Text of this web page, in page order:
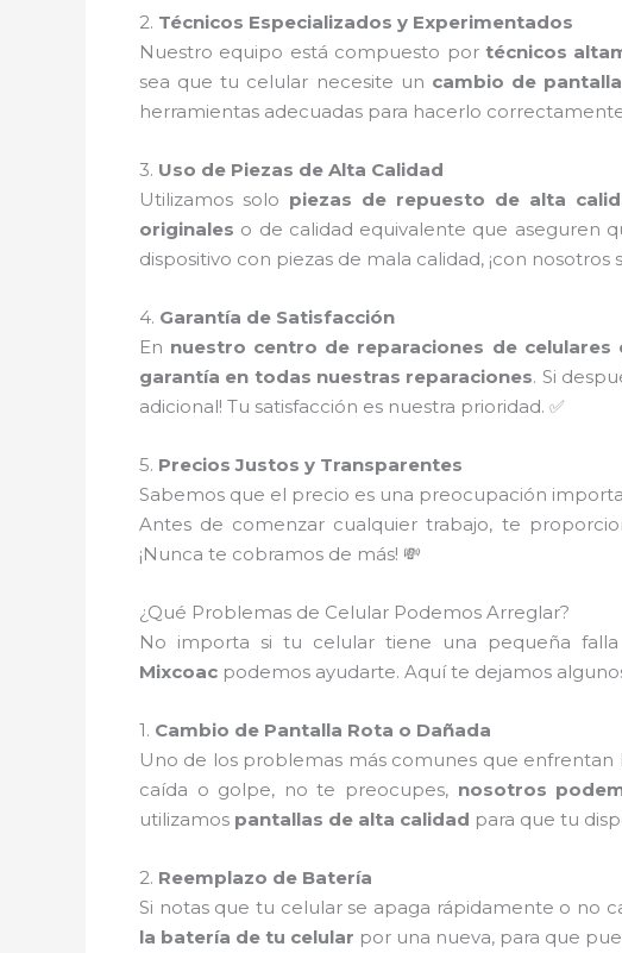
2. Técnicos Especializados y Experimentados
Nuestro equipo está compuesto por técnicos
sea que tu celular necesite un cambio de pantalla
herramientas adecuadas para hacerlo
3. Uso de Piezas de Alta Calidad
Utilizamos solo piezas de repuesto de alta
originales o de calidad equivalente que aseguren
dispositivo con piezas de mala calidad, ¡con
4. Garantía de Satisfacción
En nuestro centro de reparaciones de celulares
garantía en todas nuestras reparaciones. Si
adicional! Tu satisfacción es nuestra prioridad. ✅
5. Precios Justos y Transparentes
Sabemos que el precio es una preocupación
Antes de comenzar cualquier trabajo, te
¡Nunca te cobramos de más! 💸
¿Qué Problemas de Celular Podemos Arreglar?
No importa si tu celular tiene una pequeña
Mixcoac podemos ayudarte. Aquí te dejamos
1. Cambio de Pantalla Rota o Dañada
Uno de los problemas más comunes que enfrentan
caída o golpe, no te preocupes, nosotros
utilizamos pantallas de alta calidad para que tu
2. Reemplazo de Batería
Si notas que tu celular se apaga rápidamente o no
la batería de tu celular por una nueva, para que